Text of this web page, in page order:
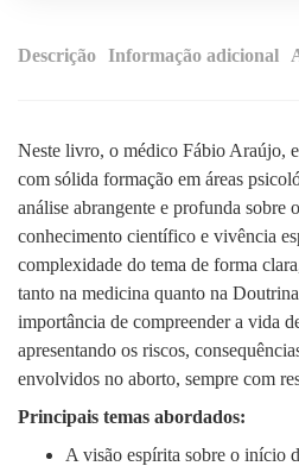
Descrição Informação adicional
Neste livro, o médico Fábio Araújo,
com sólida formação em áreas
análise abrangente e profunda sobre
conhecimento científico e vivência
complexidade do tema de forma
tanto na medicina quanto na
importância de compreender a vida
apresentando os riscos,
envolvidos no aborto, sempre com
Principais temas abordados:
A visão espírita sobre o início